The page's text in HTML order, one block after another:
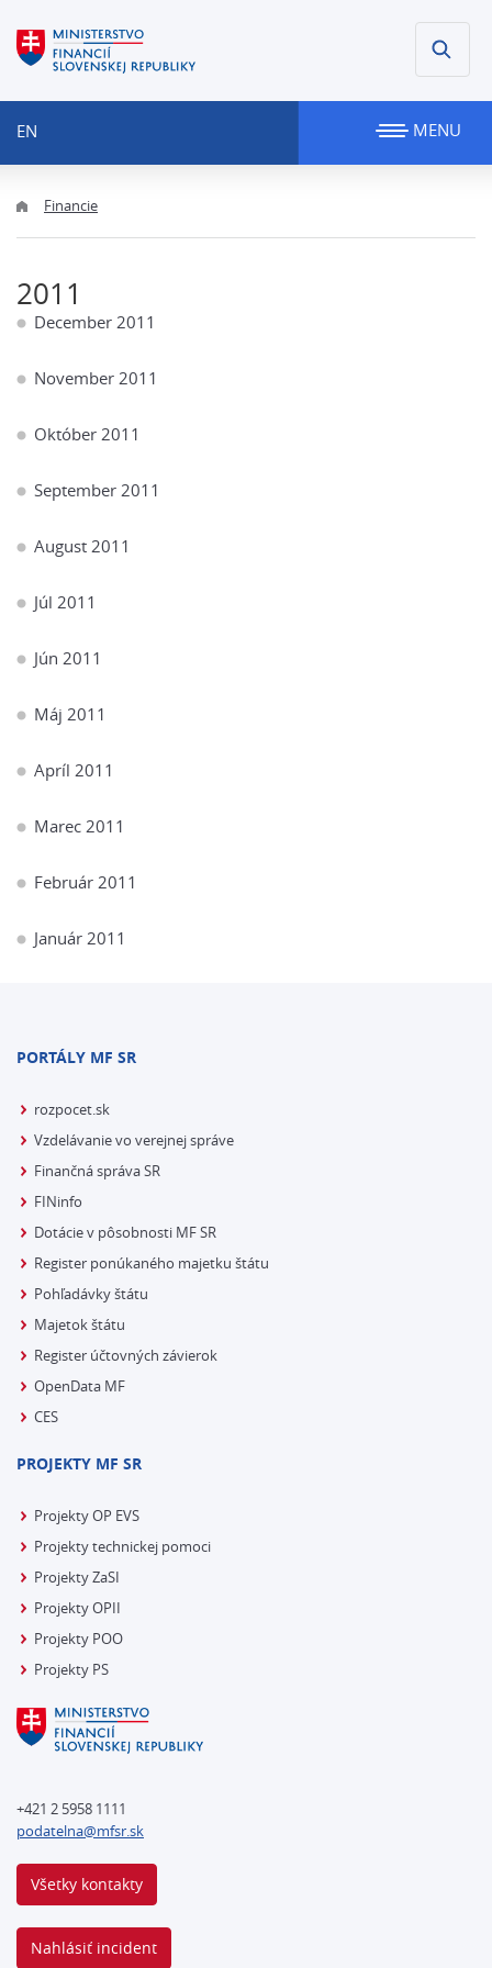
EN MENU
Financie
2011
December 2011
November 2011
Október 2011
September 2011
August 2011
Júl 2011
Jún 2011
Máj 2011
Apríl 2011
Marec 2011
Február 2011
Január 2011
PORTÁLY MF SR
rozpocet.sk
Vzdelávanie vo verejnej správe
Finančná správa SR
FINinfo
Dotácie v pôsobnosti MF SR
Register ponúkaného majetku štátu
Pohľadávky štátu
Majetok štátu
Register účtovných závierok
OpenData MF
CES
PROJEKTY MF SR
Projekty OP EVS
Projekty technickej pomoci
Projekty ZaSI
Projekty OPII
Projekty POO
Projekty PS
+421 2 5958 1111
podatelna@mfsr.sk
Všetky kontakty
Nahlásiť incident